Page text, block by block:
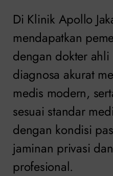
Di Klinik Apollo
mendapatkan
dengan dokter
diagnosa akurat
medis modern,
sesuai standar
dengan kondisi
jaminan privasi
profesional.